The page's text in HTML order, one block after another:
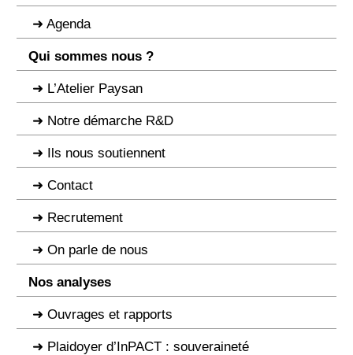
Agenda
Qui sommes nous ?
L’Atelier Paysan
Notre démarche R&D
Ils nous soutiennent
Contact
Recrutement
On parle de nous
Nos analyses
Ouvrages et rapports
Plaidoyer d’InPACT : souveraineté